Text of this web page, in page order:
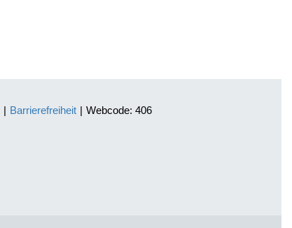
| Barrierefreiheit | Webcode: 406